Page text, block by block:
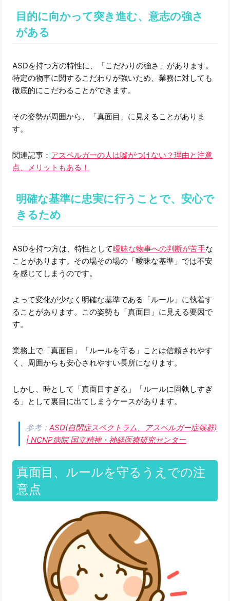
目的に向かって突き進む、意志の強さ
がある
ASDを持つ方の特性に、「こだわりの強さ」があります。
特定の物事に関するこだわりが強いため、業務に対しても
徹底的にこだわることができます。
その姿勢が周囲から、「真面目」に見えることがありま
す。
関連記事： アスペルガーの人は嘘がつけない？理由と注意
点、メリットもある！
明確な基準に忠実に行うことで、安心で
きるため
ASDを持つ方は、特性として曖昧な物事への判断が苦手な
ことがあります。その場その場の「曖昧な基準」では不安
を感じてしまうのです。
よって変化が少なく明確な基準である「ルール」に執着す
ることがあります。この姿勢も「真面目」に見える要因で
す。
業務上で「真面目」「ルールを守る」ことは信頼されやす
く、周囲からも安心されやすい長所になります。
しかし、時として「真面目すぎる」「ルールに固執しすぎ
る」として裏目に出てしまうケースがあります。
参考：ASD(自閉症スペクトラム、アスペルガー症候群)
| NCNP病院 国立精神・神経医療研究センター
真面目、ルールを守るうえでの注
意点